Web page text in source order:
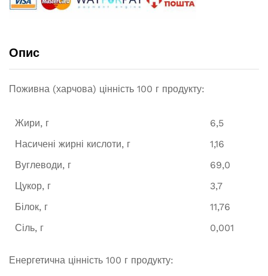
Опис
Поживна (харчова) цінність 100 г продукту:
Жири, г
6,5
Насичені жирні кислоти, г
1,16
Вуглеводи, г
69,0
Цукор, г
3,7
Білок, г
11,76
Сіль, г
0,001
Енергетична цінність 100 г продукту: